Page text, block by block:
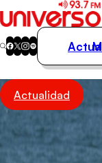
Actualidad
Música
Programas
Podcasts
Destacados
Actualidad